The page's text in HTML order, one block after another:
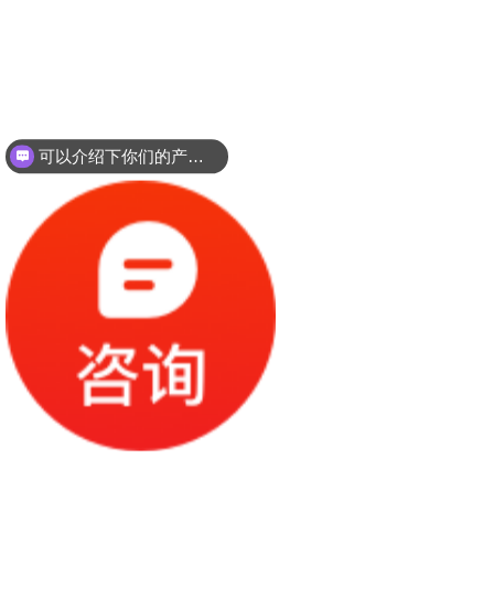
可以介绍下你们的产品么？